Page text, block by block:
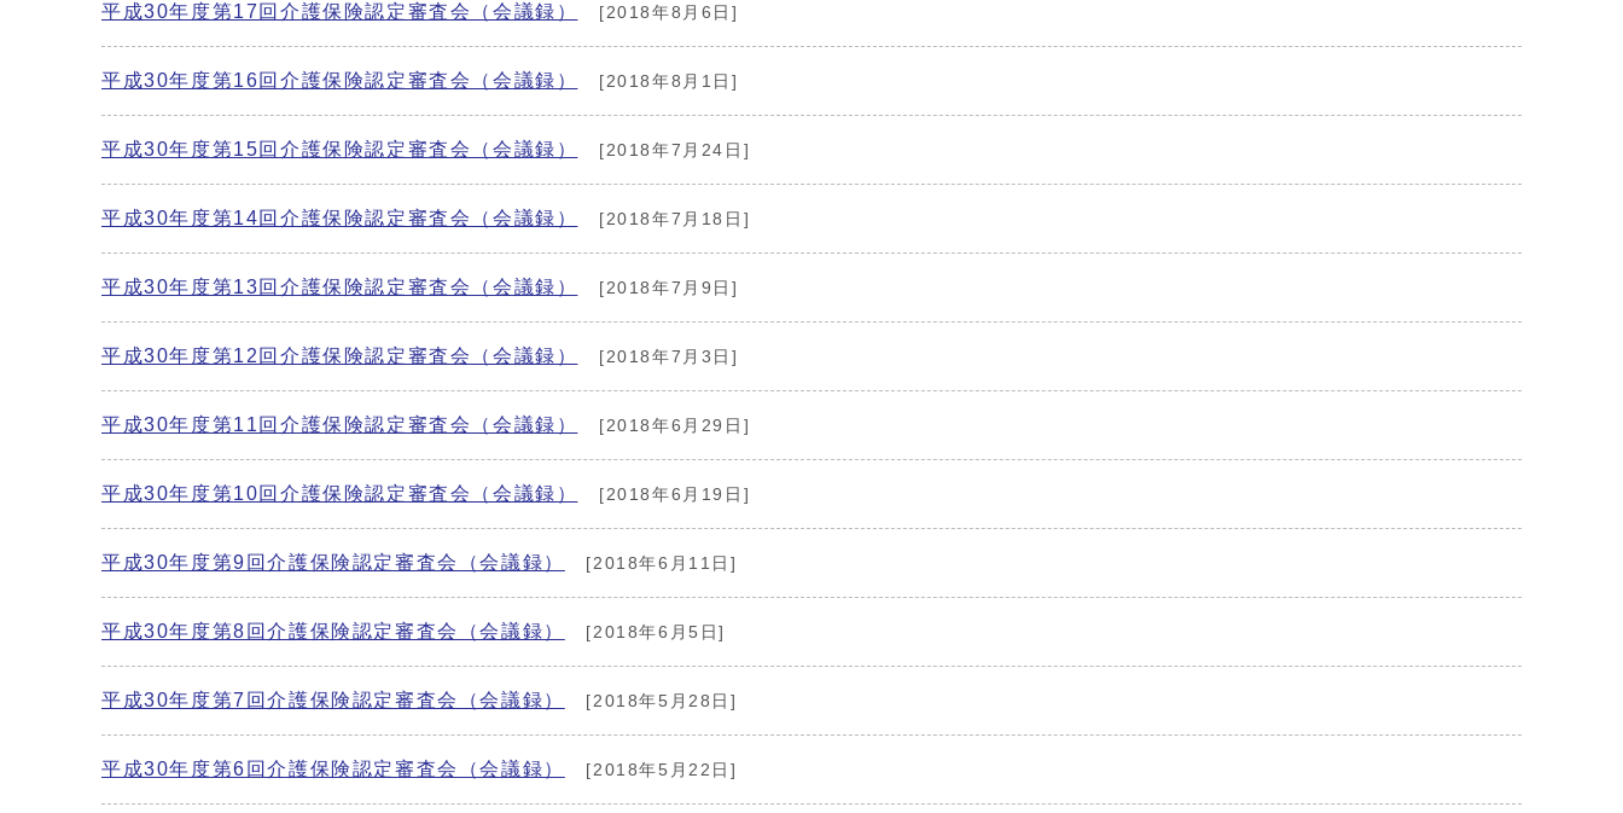
平成30年度第17回介護保険認定審査会（会議録） [2018年8月6日]
平成30年度第16回介護保険認定審査会（会議録） [2018年8月1日]
平成30年度第15回介護保険認定審査会（会議録） [2018年7月24日]
平成30年度第14回介護保険認定審査会（会議録） [2018年7月18日]
平成30年度第13回介護保険認定審査会（会議録） [2018年7月9日]
平成30年度第12回介護保険認定審査会（会議録） [2018年7月3日]
平成30年度第11回介護保険認定審査会（会議録） [2018年6月29日]
平成30年度第10回介護保険認定審査会（会議録） [2018年6月19日]
平成30年度第9回介護保険認定審査会（会議録） [2018年6月11日]
平成30年度第8回介護保険認定審査会（会議録） [2018年6月5日]
平成30年度第7回介護保険認定審査会（会議録） [2018年5月28日]
平成30年度第6回介護保険認定審査会（会議録） [2018年5月22日]